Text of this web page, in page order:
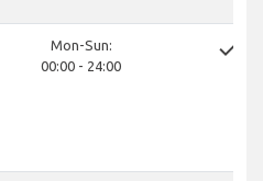
Mon-Sun:
00:00 - 24:00
done